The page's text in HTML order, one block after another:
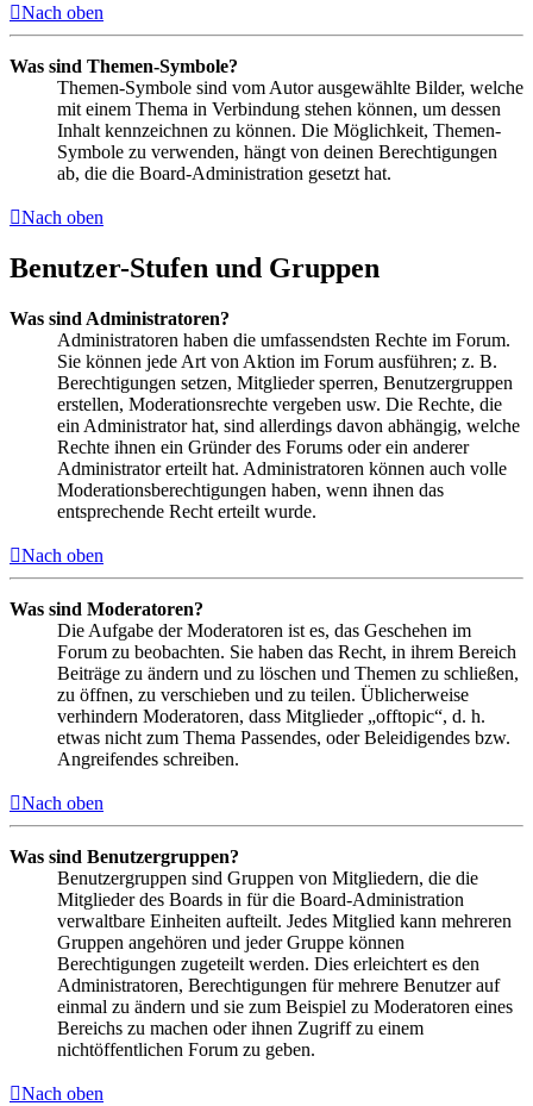
Nach oben
Was sind Themen-Symbole?
Themen-Symbole sind vom Autor ausgewählte Bilder, welche
mit einem Thema in Verbindung stehen können, um dessen
Inhalt kennzeichnen zu können. Die Möglichkeit, Themen-
Symbole zu verwenden, hängt von deinen Berechtigungen
ab, die die Board-Administration gesetzt hat.
Nach oben
Benutzer-Stufen und Gruppen
Was sind Administratoren?
Administratoren haben die umfassendsten Rechte im Forum.
Sie können jede Art von Aktion im Forum ausführen; z. B.
Berechtigungen setzen, Mitglieder sperren, Benutzergruppen
erstellen, Moderationsrechte vergeben usw. Die Rechte, die
ein Administrator hat, sind allerdings davon abhängig, welche
Rechte ihnen ein Gründer des Forums oder ein anderer
Administrator erteilt hat. Administratoren können auch volle
Moderationsberechtigungen haben, wenn ihnen das
entsprechende Recht erteilt wurde.
Nach oben
Was sind Moderatoren?
Die Aufgabe der Moderatoren ist es, das Geschehen im
Forum zu beobachten. Sie haben das Recht, in ihrem Bereich
Beiträge zu ändern und zu löschen und Themen zu schließen,
zu öffnen, zu verschieben und zu teilen. Üblicherweise
verhindern Moderatoren, dass Mitglieder „offtopic“, d. h.
etwas nicht zum Thema Passendes, oder Beleidigendes bzw.
Angreifendes schreiben.
Nach oben
Was sind Benutzergruppen?
Benutzergruppen sind Gruppen von Mitgliedern, die die
Mitglieder des Boards in für die Board-Administration
verwaltbare Einheiten aufteilt. Jedes Mitglied kann mehreren
Gruppen angehören und jeder Gruppe können
Berechtigungen zugeteilt werden. Dies erleichtert es den
Administratoren, Berechtigungen für mehrere Benutzer auf
einmal zu ändern und sie zum Beispiel zu Moderatoren eines
Bereichs zu machen oder ihnen Zugriff zu einem
nichtöffentlichen Forum zu geben.
Nach oben